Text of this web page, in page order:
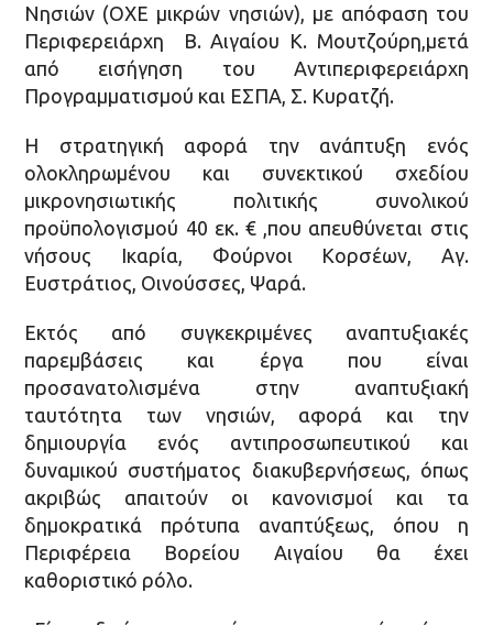
Νησιών (ΟΧΕ μικρών νησιών), με απόφαση του
Περιφερειάρχη Β. Αιγαίου Κ. Μουτζούρη,μετά
από εισήγηση του Αντιπεριφερειάρχη
Προγραμματισμού και ΕΣΠΑ, Σ. Κυρατζή.
Η στρατηγική αφορά την ανάπτυξη ενός
ολοκληρωμένου και συνεκτικού σχεδίου
μικρονησιωτικής πολιτικής συνολικού
προϋπολογισμού 40 εκ. € ,που απευθύνεται στις
νήσους Ικαρία, Φούρνοι Κορσέων, Αγ.
Ευστράτιος, Οινούσσες, Ψαρά.
Εκτός από συγκεκριμένες αναπτυξιακές
παρεμβάσεις και έργα που είναι
προσανατολισμένα στην αναπτυξιακή
ταυτότητα των νησιών, αφορά και την
δημιουργία ενός αντιπροσωπευτικού και
δυναμικού συστήματος διακυβερνήσεως, όπως
ακριβώς απαιτούν οι κανονισμοί και τα
δημοκρατικά πρότυπα αναπτύξεως, όπου η
Περιφέρεια Βορείου Αιγαίου θα έχει
καθοριστικό ρόλο.